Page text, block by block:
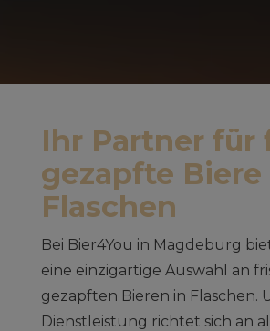
Ihr Partner für
gezapfte Biere
Flaschen
Bei Bier4You in Magdeburg
eine einzigartige Auswahl an
gezapften Bieren in Flaschen.
Dienstleistung richtet sich an